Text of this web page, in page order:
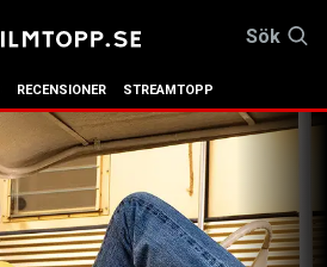
Sök
RECENSIONER STREAMTOPP